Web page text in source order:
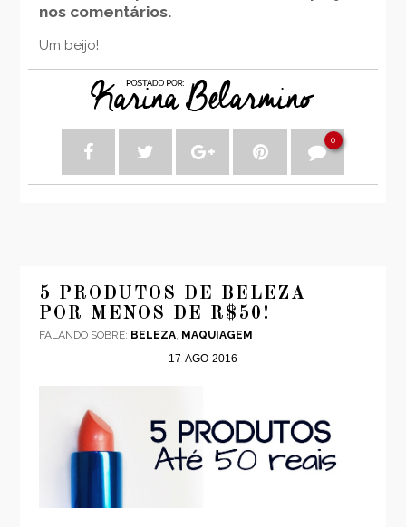
nos comentários.
Um beijo!
0
5 PRODUTOS DE BELEZA
POR MENOS DE R$50!
FALANDO SOBRE: BELEZA, MAQUIAGEM
17 AGO 2016